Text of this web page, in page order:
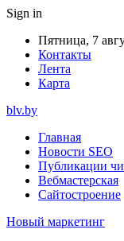
Sign in
Пятница, 7
Контакты
Лента
Карта
blv.by
Главная
Новости SEO
Публикации
Вебмастерская
Сайтостроение
Новый маркетинг